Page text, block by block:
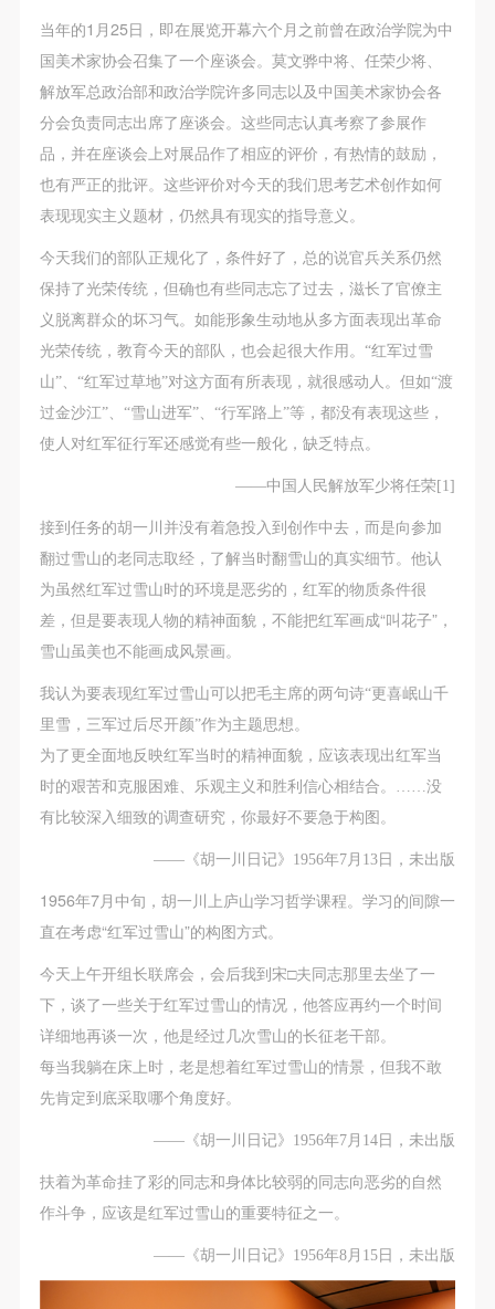
当年的1月25日，即在展览开幕六个月之前曾在政治学院为中
国美术家协会召集了一个座谈会。莫文骅中将、任荣少将、
解放军总政治部和政治学院许多同志以及中国美术家协会各
分会负责同志出席了座谈会。这些同志认真考察了参展作
品，并在座谈会上对展品作了相应的评价，有热情的鼓励，
也有严正的批评。这些评价对今天的我们思考艺术创作如何
表现现实主义题材，仍然具有现实的指导意义。
今天我们的部队正规化了，条件好了，总的说官兵关系仍然
保持了光荣传统，但确也有些同志忘了过去，滋长了官僚主
义脱离群众的坏习气。如能形象生动地从多方面表现出革命
光荣传统，教育今天的部队，也会起很大作用。“红军过雪
山”、“红军过草地”对这方面有所表现，就很感动人。但如“渡
过金沙江”、“雪山进军”、“行军路上”等，都没有表现这些，
使人对红军征行军还感觉有些一般化，缺乏特点。
——中国人民解放军少将任荣[1]
接到任务的胡一川并没有着急投入到创作中去，而是向参加
翻过雪山的老同志取经，了解当时翻雪山的真实细节。他认
为虽然红军过雪山时的环境是恶劣的，红军的物质条件很
差，但是要表现人物的精神面貌，不能把红军画成“叫花子”，
雪山虽美也不能画成风景画。
我认为要表现红军过雪山可以把毛主席的两句诗“更喜岷山千
里雪，三军过后尽开颜”作为主题思想。
为了更全面地反映红军当时的精神面貌，应该表现出红军当
时的艰苦和克服困难、乐观主义和胜利信心相结合。……没
有比较深入细致的调查研究，你最好不要急于构图。
——《胡一川日记》1956年7月13日，未出版
1956年7月中旬，胡一川上庐山学习哲学课程。学习的间隙一
直在考虑“红军过雪山”的构图方式。
今天上午开组长联席会，会后我到宋□夫同志那里去坐了一
下，谈了一些关于红军过雪山的情况，他答应再约一个时间
详细地再谈一次，他是经过几次雪山的长征老干部。
每当我躺在床上时，老是想着红军过雪山的情景，但我不敢
先肯定到底采取哪个角度好。
——《胡一川日记》1956年7月14日，未出版
扶着为革命挂了彩的同志和身体比较弱的同志向恶劣的自然
作斗争，应该是红军过雪山的重要特征之一。
——《胡一川日记》1956年8月15日，未出版
（3）、使用地域范围
适用地域范围包括国内和国外。
使用肖像的媒介限于不损害甲方肖像权的任何媒介
（如杂志、网络等）。
三、肖像权使用期限
永久使用。
四、许可使用费用
乙方于拍摄完带有甲方肖像的作品无需支付甲方任何
费用。
附则
（1）、本协议未尽事宜，经双方友好协商后可作为
本协议的补充协议，并不得违反相关法律法规规定。
（2）、本协议自甲乙双方签字（盖章）、勾选之日
起生效。
（3）、本协议包括纸质档和电子档，纸质档—式二
活动参与者意味着接受并承担本协议的全部义务，未
同意者意味着放弃参加此次活动的权利。凡参加这次
活动前，必须事先与自己的家属沟通，取得家属同
意，同时知晓并同意本免责声明。参加者签名/勾选
后，视作其家属也已知晓并同意。
我已认真阅读上述条款，并且同意。
（3）、使用地域范围
适用地域范围包括国内和国外。
使用肖像的媒介限于不损害甲方肖像权的任何媒介
（如杂志、网络等）。
三、肖像权使用期限
永久使用。
四、许可使用费用
乙方于拍摄完带有甲方肖像的作品无需支付甲方任何
费用。
附则
（1）、本协议未尽事宜，经双方友好协商后可作为
本协议的补充协议，并不得违反相关法律法规规定。
（2）、本协议自甲乙双方签字（盖章）、勾选之日
起生效。
（3）、本协议包括纸质档和电子档，纸质档—式二
活动参与者意味着接受并承担本协议的全部义务，未
同意者意味着放弃参加此次活动的权利。凡参加这次
活动前，必须事先与自己的家属沟通，取得家属同
意，同时知晓并同意本免责声明。参加者签名/勾选
后，视作其家属也已知晓并同意。
我已认真阅读上述条款，并且同意。
（3）、使用地域范围
适用地域范围包括国内和国外。
使用肖像的媒介限于不损害甲方肖像权的任何媒介
（如杂志、网络等）。
三、肖像权使用期限
永久使用。
四、许可使用费用
乙方于拍摄完带有甲方肖像的作品无需支付甲方任何
费用。
附则
（1）、本协议未尽事宜，经双方友好协商后可作为
本协议的补充协议，并不得违反相关法律法规规定。
（2）、本协议自甲乙双方签字（盖章）、勾选之日
起生效。
（3）、本协议包括纸质档和电子档，纸质档—式二
活动参与者意味着接受并承担本协议的全部义务，未
同意者意味着放弃参加此次活动的权利。凡参加这次
活动前，必须事先与自己的家属沟通，取得家属同
意，同时知晓并同意本免责声明。参加者签名/勾选
后，视作其家属也已知晓并同意。
我已认真阅读上述条款，并且同意。